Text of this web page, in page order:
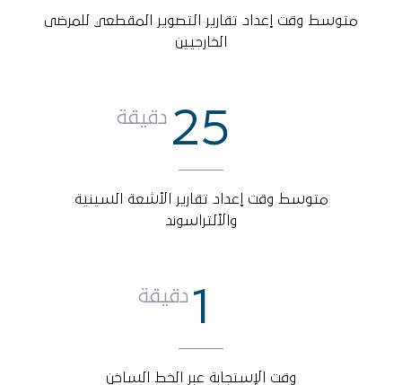
متوسط وقت إعداد تقارير التصوير المقطعي للمرضى
الخارجيين
25 دقيقة
متوسط وقت إعداد تقارير الأشعة السينية
والألتراسوند
1 دقيقة
وقت الإستجابة عبر الخط الساخن